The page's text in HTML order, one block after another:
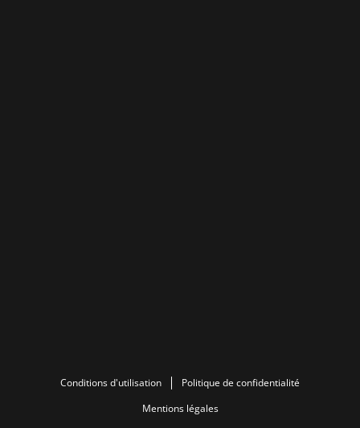
Conditions d'utilisation
Politique de confidentialité
Mentions légales